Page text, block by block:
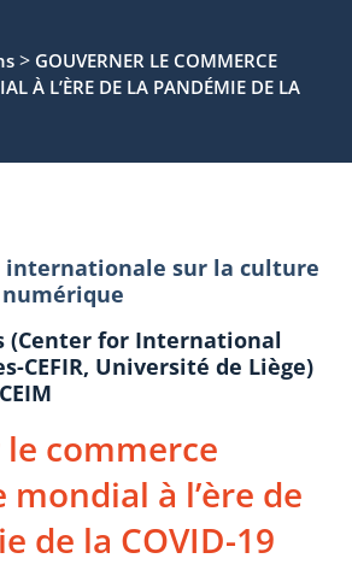
> GOUVERNER LE COMMERCE
À L’ÈRE DE LA PANDÉMIE DE LA
internationale sur la culture
(Center for International
CEFIR, Université de Liège)
commerce
à l’ère de
de la COVID-19